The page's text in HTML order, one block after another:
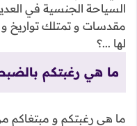
السياحة الجنسية في
مقدسات و تمتلك تواريخ
لها ...؟
ما هي رغبتكم
ما هي رغبتكم و